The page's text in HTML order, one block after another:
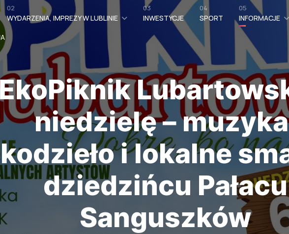
WYDARZENIA, IMPREZY W LUBLINIE
02
INWESTYCJE
03
SPORT
04
INFORMACJE
05
niedzielę –
i lokalne
dziedzińcu Pałacu
Sanguszków